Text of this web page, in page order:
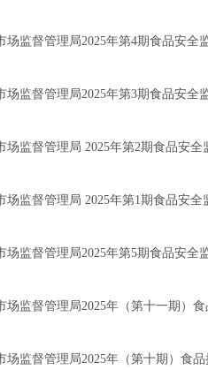
场监督管理局2025年第4期食品安全
场监督管理局2025年第3期食品安全
场监督管理局 2025年第2期食品安全
场监督管理局 2025年第1期食品安全
场监督管理局2025年第5期食品安全
场监督管理局2025年（第十一期）
场监督管理局2025年（第十期）食